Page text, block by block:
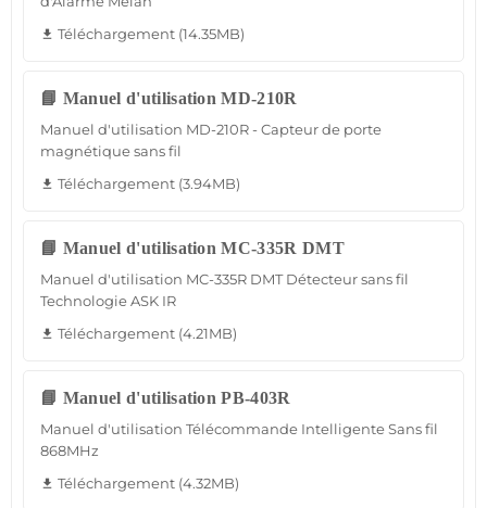
file_download Téléchargement (14.35MB)
📘 Manuel d'utilisation MD-210R
Manuel d'utilisation MD-210R - Capteur de porte
magnétique sans fil
file_download Téléchargement (3.94MB)
📘 Manuel d'utilisation MC-335R DMT
Manuel d'utilisation MC-335R DMT Détecteur sans fil
Technologie ASK IR
file_download Téléchargement (4.21MB)
📘 Manuel d'utilisation PB-403R
Manuel d'utilisation Télécommande Intelligente Sans fil
868MHz
file_download Téléchargement (4.32MB)